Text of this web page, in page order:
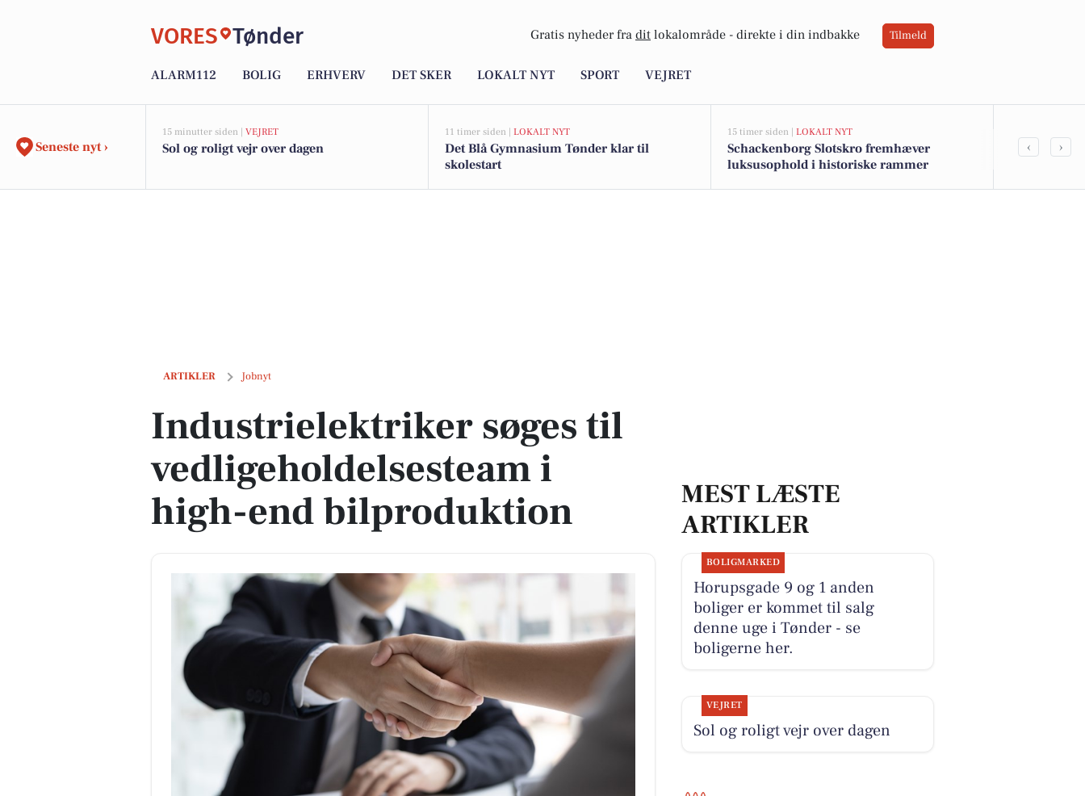
VORES Tønder Gratis nyheder fra dit lokalområde - direkte i din indbakke Tilmeld
ALARM112 BOLIG ERHVERV DET SKER LOKALT NYT SPORT VEJRET
Seneste nyt ›
15 minutter siden | VEJRET
Sol og roligt vejr over dagen
11 timer siden | LOKALT NYT
Det Blå Gymnasium Tønder klar til
skolestart
15 timer siden | LOKALT NYT
Schackenborg Slotskro fremhæver
luksusophold i historiske rammer
Dorthe
‹ ›
ARTIKLER Jobnyt
Industrielektriker søges til vedligeholdelsesteam i high-end bilproduktion
Industrielektriker søges til
vedligeholdelsesteam i
high-end bilproduktion
MEST LÆSTE
ARTIKLER
BOLIGMARKED
Horupsgade 9 og 1 anden
boliger er kommet til salg
denne uge i Tønder - se
boligerne her.
VEJRET
Sol og roligt vejr over dagen